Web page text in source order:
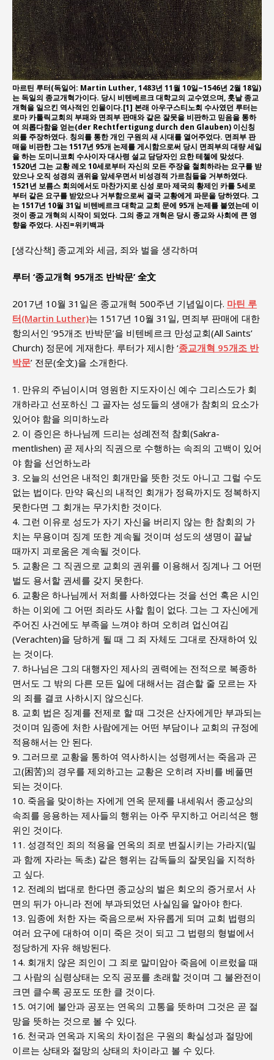
마르틴 루터(독일어: Martin Luther, 1483년 11월 10일~1546년 2월 18일)
는 독일의 종교개혁가이다. 당시 비텐베르크 대학교의 교수였으며, 훗날 종교
개혁을 일으킨 역사적인 인물이다.[1] 본래 아우구스티노회 수사였던 루터는
로마 카톨릭교회의 부패와 면죄부 판매와 같은 잘못을 비판하고 믿음을 통하
여 의롭다함을 얻는(der Rechtfertigung durch den Glauben) 이신칭
의를 주장하였다. 칭의를 통한 개인 구원의 새 시대를 열어주었다. 면죄부 판
매을 비판한 그는 1517년 95개 논제를 게시함으로써 당시 면죄부의 대량 세일
을 하는 도미니코회 수사이자 대사령 설교 담당자인 요한 테첼에 맞섰다.
1520년 그는 교황 레오 10세로부터 자신의 모든 주장을 철회하라는 요구를 받
았으나 오직 성경의 권위을 앞세우면서 비성경적 가르침들을 거부하였다.
1521년 보름스 회의에서도 마찬가지로 신성 로마 제국의 황제인 카를 5세로
부터 같은 요구를 받았으나 거부함으로써 결국 교황에게 파문을 당하였다. 그
는 1517년 10월 31일 비텐베르크 대학교 교회 문에 95개 논제를 붙였는데 이
것이 종교 개혁의 시작이 되었다. 그의 종교 개혁은 당시 종교와 사회에 큰 영
향을 주었다. 사진=위키백과
[생각산책] 종교계와 세금, 죄와 벌을 생각하며
루터 ‘종교개혁 95개조 반박문’ 全文
2017년 10월 31일은 종교개혁 500주년 기념일이다. 마틴 루
터(Martin Luther)는 1517년 10월 31일, 면죄부 판매에 대한
항의서인 ‘95개조 반박문’을 비텐베르크 만성교회(All Saints’
Church) 정문에 게재한다. 루터가 제시한 ‘종교개혁 95개조 반
박문’ 전문(全文)을 소개한다.
1. 만유의 주님이시며 영원한 지도자이신 예수 그리스도가 회
개하라고 선포하신 그 골자는 성도들의 생애가 참회의 요소가
있어야 함을 의미하노라
2. 이 증인은 하나님께 드리는 성례전적 참회(Sakra-
mentlishen) 곧 제사의 직권으로 수행하는 속죄의 고백이 있어
야 함을 선언하노라
3. 오늘의 선언은 내적인 회개만을 뜻한 것도 아니고 그럴 수도
없는 법이다. 만약 육신의 내적인 회개가 정욕까지도 정복하지
못한다면 그 회개는 무가치한 것이다.
4. 그런 이유로 성도가 자기 자신을 버리지 않는 한 참회의 가
치는 무용이며 징계 또한 계속될 것이며 성도의 생명이 끝날
때까지 괴로움은 계속될 것이다.
5. 교황은 그 직권으로 교회의 권위를 이용해서 징계나 그 어떤
벌도 용서할 권세를 갖지 못한다.
6. 교황은 하나님께서 저희를 사하였다는 것을 선언 혹은 시인
하는 이외에 그 어떤 죄라도 사할 힘이 없다. 그는 그 자신에게
주어진 사건에도 부족을 느껴야 하며 오히려 업신여김
(Verachten)을 당하게 될 때 그 죄 자체도 그대로 잔재하여 있
는 것이다.
7. 하나님은 그의 대행자인 제사의 권력에는 전적으로 복종하
면서도 그 밖의 다른 모든 일에 대해서는 겸손할 줄 모르는 자
의 죄를 결코 사하시지 않으신다.
8. 교회 법은 징계를 전제로 할 때 그것은 산자에게만 부과되는
것이며 임종에 처한 사람에게는 어떤 부담이나 교회의 규정에
적용해서는 안 된다.
9. 그러므로 교황을 통하여 역사하시는 성령께서는 죽음과 곤
고(困苦)의 경우를 제외하고는 교황은 오히려 자비를 베풀면
되는 것이다.
10. 죽음을 맞이하는 자에게 연옥 문제를 내세워서 종교상의
속죄를 응용하는 제사들의 행위는 아주 무지하고 어리석은 행
위인 것이다.
11. 성경적인 죄의 적용을 연옥의 죄로 변질시키는 가라지(밀
과 함께 자라는 독초) 같은 행위는 감독들의 잘못임을 지적하
고 싶다.
12. 전례의 법대로 한다면 종교상의 벌은 회오의 증거로서 사
면의 뒤가 아니라 전에 부과되었던 사실임을 알아야 한다.
13. 임종에 처한 자는 죽음으로써 자유롭게 되며 교회 법령의
여러 요구에 대하여 이미 죽은 것이 되고 그 법령의 형벌에서
정당하게 자유 해방된다.
14. 회개치 않은 죄인이 그 죄로 말미암아 죽음에 이르렀을 때
그 사람의 심령상태는 오직 공포를 초래할 것이며 그 불완전이
크면 클수록 공포도 또한 클 것이다.
15. 여기에 불안과 공포는 연옥의 고통을 뜻하며 그것은 곧 절
망을 뜻하는 것으로 볼 수 있다.
16. 천국과 연옥과 지옥의 차이점은 구원의 확실성과 절망에
이르는 상태와 절망의 상태의 차이라고 볼 수 있다.